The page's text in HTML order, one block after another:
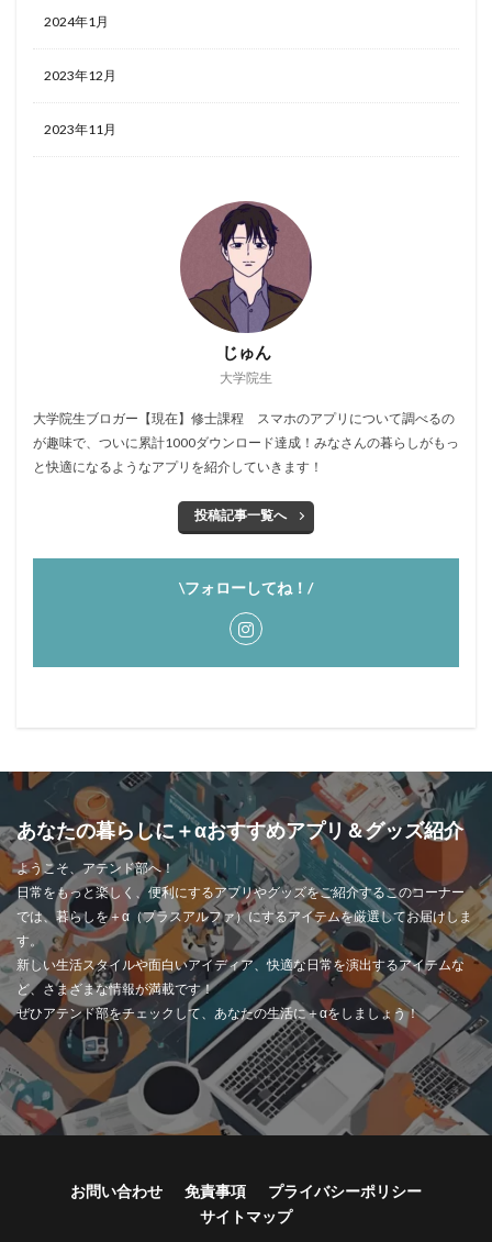
2024年1月
2023年12月
2023年11月
じゅん
大学院生
大学院生ブロガー【現在】修士課程 スマホのアプリについて調べるの
が趣味で、ついに累計1000ダウンロード達成！みなさんの暮らしがもっ
と快適になるようなアプリを紹介していきます！
投稿記事一覧へ
\フォローしてね！/
あなたの暮らしに＋αおすすめアプリ＆グッズ紹介
ようこそ、アテンド部へ！
日常をもっと楽しく、便利にするアプリやグッズをご紹介するこのコーナー
では、暮らしを＋α（プラスアルファ）にするアイテムを厳選してお届けしま
す。
新しい生活スタイルや面白いアイディア、快適な日常を演出するアイテムな
ど、さまざまな情報が満載です！
ぜひアテンド部をチェックして、あなたの生活に＋αをしましょう！
お問い合わせ 免責事項
プライバシーポリシー
サイトマップ